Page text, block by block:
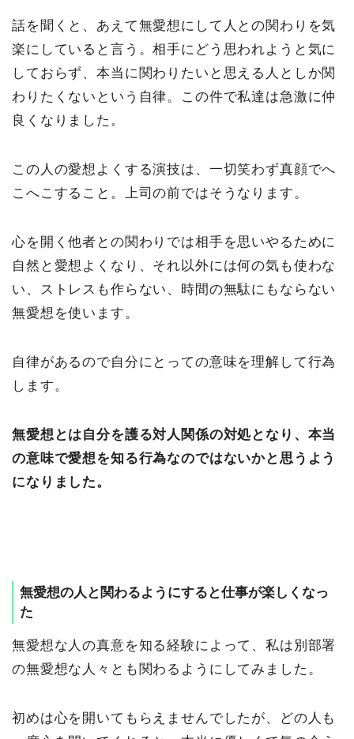
話を聞くと、あえて無愛想にして人との関わりを気
楽にしていると言う。相手にどう思われようと気に
しておらず、本当に関わりたいと思える人としか関
わりたくないという自律。この件で私達は急激に仲
良くなりました。
この人の愛想よくする演技は、一切笑わず真顔でへ
こへこすること。上司の前ではそうなります。
心を開く他者との関わりでは相手を思いやるために
自然と愛想よくなり、それ以外には何の気も使わな
い、ストレスも作らない、時間の無駄にもならない
無愛想を使います。
自律があるので自分にとっての意味を理解して行為
します。
無愛想とは自分を護る対人関係の対処となり、本当
の意味で愛想を知る行為なのではないかと思うよう
になりました。
無愛想の人と関わるようにすると仕事が楽しくなっ
た
無愛想な人の真意を知る経験によって、私は別部署
の無愛想な人々とも関わるようにしてみました。
初めは心を開いてもらえませんでしたが、どの人も